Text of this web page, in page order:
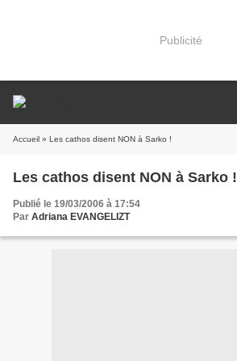
Publicité
Accueil » Les cathos disent NON à Sarko !
Les cathos disent NON à Sarko !
Publié le 19/03/2006 à 17:54
Par Adriana EVANGELIZT